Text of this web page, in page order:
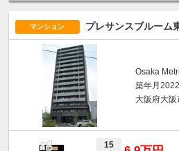
マンション プレサンスブルーム
Osaka
築年月
大阪府大
15